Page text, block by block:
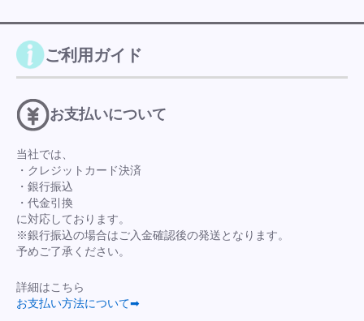
ご利用ガイド
お支払いについて
当社では、
・クレジットカード決済
・銀行振込
・代金引換
に対応しております。
※銀行振込の場合はご入金確認後の発送となります。
予めご了承ください。
詳細はこちら
お支払い方法について➡